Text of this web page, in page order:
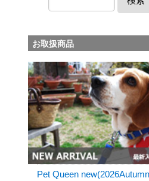
お取扱商品
Pet Queen